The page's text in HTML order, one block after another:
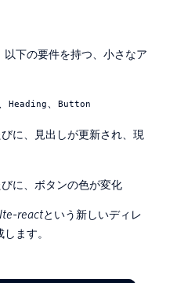
下の要件を持つ、小さなア
Heading Button
に、見出しが更新され、現
に、ボタンの色が変化
reactという新しいディレ
ます。